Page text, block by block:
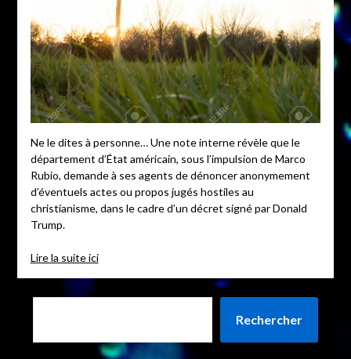
Ne le dites à personne… Une note interne révèle que le
département d’État américain, sous l’impulsion de Marco
Rubio, demande à ses agents de dénoncer anonymement
d’éventuels actes ou propos jugés hostiles au
christianisme, dans le cadre d’un décret signé par Donald
Trump.
Lire la suite ici
Rechercher